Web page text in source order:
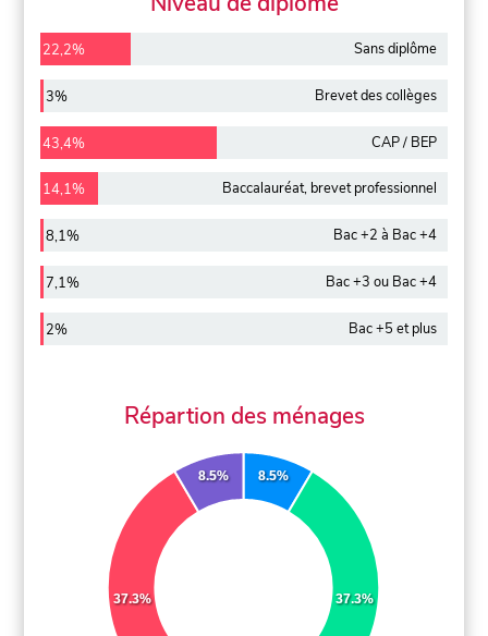
22,2% Sans diplôme
3% Brevet des collèges
43,4% CAP / BEP
14,1% Baccalauréat, brevet professionnel
8,1% Bac +2 à Bac +4
7,1% Bac +3 ou Bac +4
2% Bac +5 et plus
Répartion des ménages
8.5%
37.3%
37.3%
8.5%